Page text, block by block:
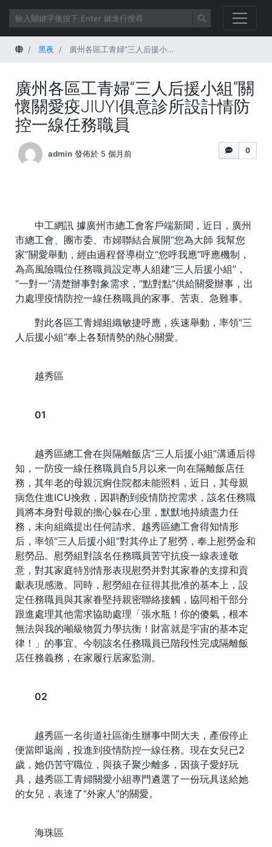
首頁 黑夜 廣州各區工青婦“三人后援小組”關懷關愛疫JIUYI俱意診所設計情防控一線任務職員
廣州各區工青婦“三人后援小組”關
懷關愛疫JIUYI俱意診所設計情防
控一線任務職員
0
admin 發佈於 5 個月前
中工網訊 據廣州市總工會客戶端新聞，近日，廣州
市總工會、團市委、市婦聯結合展開“您為大師 我幫您
家”關愛舉動，經由過程督導樹立“您呼我應”呼應機制，
為高風險職位任務職員設定專人組建“三人后援小組”，
“一對一”清楚辦事對象需求，“點對點”供給關愛辦事，出
力處理疫情防控一線任務職員的家事、苦衷、急難事。
對此各區工青婦組織敏捷呼應，疾速舉動，率領“三
人后援小組”奉上各類情勢的熱心關愛。
越秀區
01
越秀區總工會在與隔離飯店“三人后援小組”溝通后得
知，一防疫一線任務職員自5月以來一向在隔離飯店任
務，其年老的母親沉痾住院都未能照料，近日，其母親
病危住進ICU挽救，因斟酌到疫情防控需求，該名任務職
員將本身對母親的擔心躲在心里，默默地持續盡力任
務，未向組織提出任何請求。越秀區總工會得知情形
后，率領“三人后援小組”對其停止了慰勞，奉上慰勞金和
慰勞品。慰勞組對該名任務職員苦守抗疫一線表達敬
意，對其家庭特別情形表現慰勞并對其家眷的支撐和貢
獻表現感激。同時，慰勞組在征得其批准的基本上，設
定任務職員與其家眷堅持親密聯絡接觸，協同相干部分
跟進處理其他需求協助處理「張水瓶！你的傻氣，根本
無法與我的噸級物質力學抗衡！財富就是宇宙的基本定
律！」的事宜。今朝該名任務職員已階段性完成隔離飯
店任務義務，在家履行居家監測。
02
越秀區一名街道社區衛生辦事中間大夫，產假停止
便當即返崗，投進到疫情防控一線任務。現在女兒已2
歲，她仍苦守職位，與孩子聚少離多，因孩子愛好玩
具，越秀區工青婦關愛小組專門遴選了一份玩具送給她
的女兒，表達了“外家人”的關愛。
海珠區